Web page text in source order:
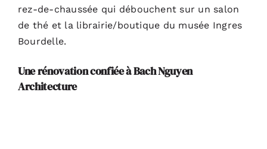
rez-de-chaussée qui débouchent sur un salon
de thé et la librairie/boutique du musée Ingres
Bourdelle.
Une rénovation confiée à Bach Nguyen
Architecture